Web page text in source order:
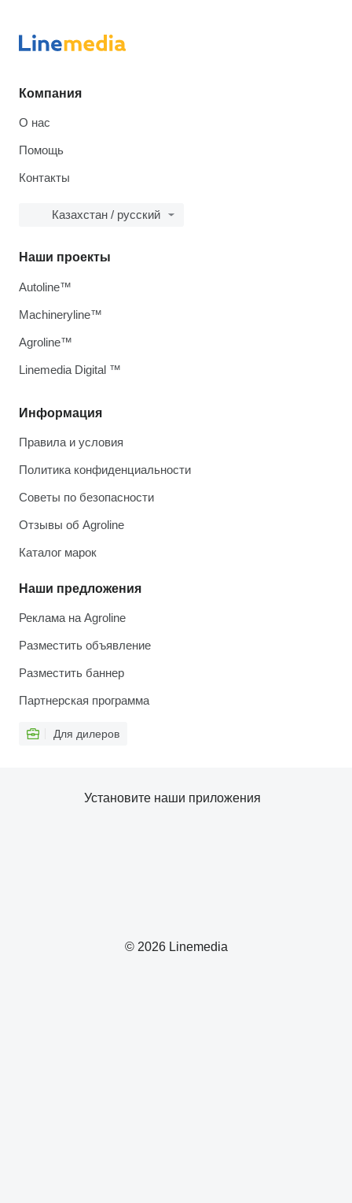
Компания
О нас
Помощь
Контакты
Казахстан / русский
Информация
Правила и условия
Политика конфиденциальности
Советы по безопасности
Отзывы об Agroline
Каталог марок
Наши предложения
Реклама на Agroline
Разместить объявление
Разместить баннер
Партнерская программа
Для дилеров
Наши проекты
Autoline™
Machineryline™
Agroline™
Linemedia Digital ™
© 2026 Linemedia
Установите наши приложения